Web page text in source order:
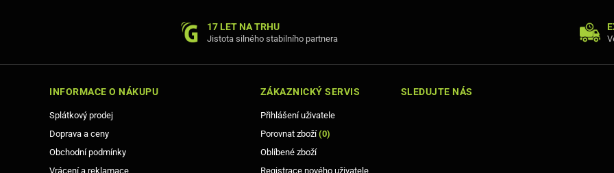
17 LET NA TRHU
Jistota silného stabilního partnera
INFORMACE O NÁKUPU
Splátkový prodej
Doprava a ceny
Obchodní podmínky
Vrácení a reklamace
ZÁKAZNICKÝ SERVIS
Přihlášení uživatele
Porovnat zboží(0)
Oblíbené zboží
Registrace nového uživatele
SLEDUJTE NÁS